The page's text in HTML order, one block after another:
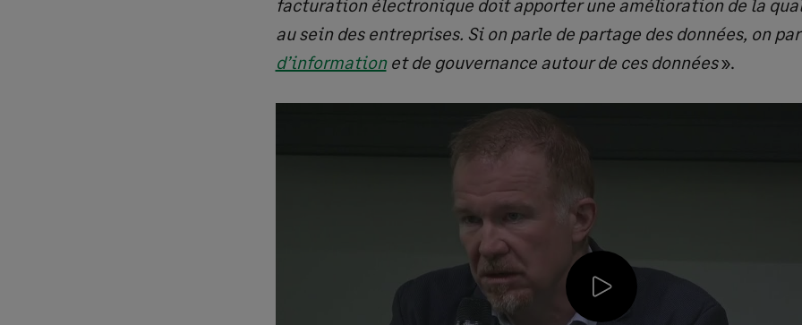
au sein des entreprises. Si on parle de partage des données, on
d’informationet de gouvernance autour de ces données».